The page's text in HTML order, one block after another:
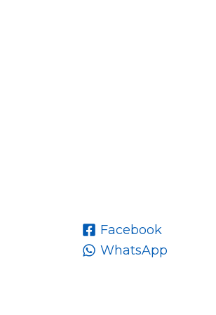
Facebook
WhatsApp